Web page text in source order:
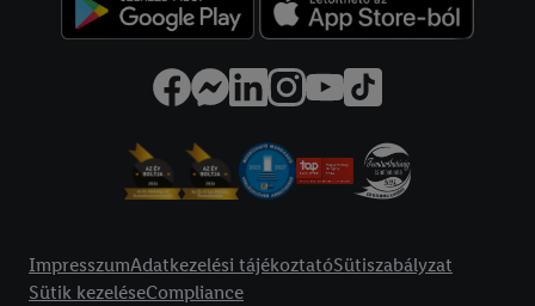
ImpresszumAdatkezelési tájékoztatóSütiszabályzat
Sütik kezeléseCompliance